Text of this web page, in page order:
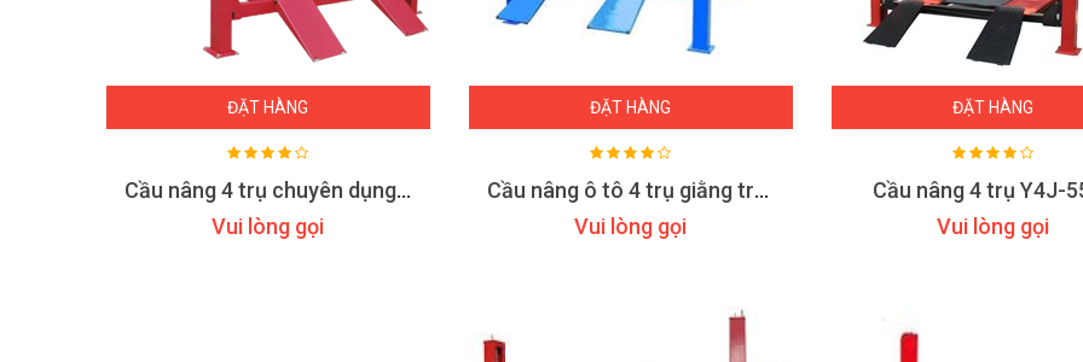
ĐẶT HÀNG
Cầu nâng 4 trụ chuyên dụng để cân chỉnh góc đặt bánh xe TLT-440EW
Vui lòng gọi
ĐẶT HÀNG
Cầu nâng ô tô 4 trụ giằng trên TITAN GC-3.5F
Vui lòng gọi
ĐẶT HÀNG
Cầu nâng 4 trụ Y4J-
Vui lòng gọi